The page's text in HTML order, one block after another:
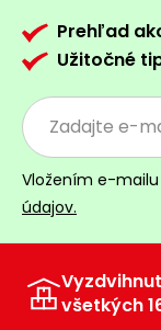
Prehľad
Užitočné
Vložením e-
údajov.
všetkých